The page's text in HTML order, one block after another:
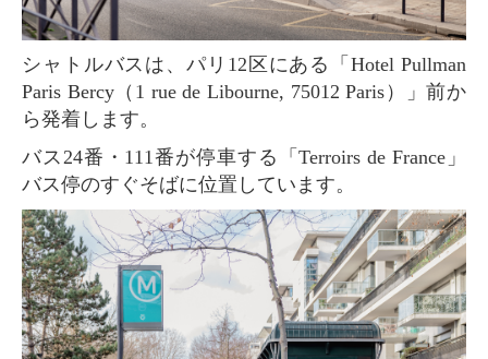
シャトルバスは、パリ12区にある「Hotel Pullman
Paris Bercy（1 rue de Libourne, 75012 Paris）」前か
ら発着します。
バス24番・111番が停車する「Terroirs de France」
バス停のすぐそばに位置しています。